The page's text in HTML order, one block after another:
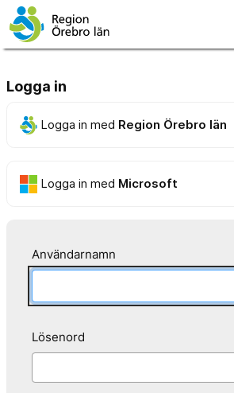
Logga in
Logga in med Region Örebro län
Logga in med Microsoft
Användarnamn
Lösenord